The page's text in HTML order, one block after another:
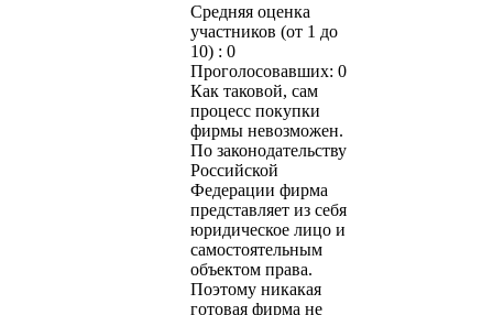
Средняя оценка
участников (от 1 до
10) : 0
Проголосовавших: 0
Как таковой, сам
процесс покупки
фирмы невозможен.
По законодательству
Российской
Федерации фирма
представляет из себя
юридическое лицо и
самостоятельным
объектом права.
Поэтому никакая
готовая фирма не